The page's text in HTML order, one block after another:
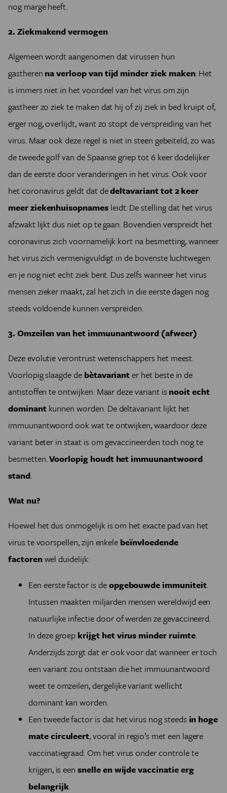
nog marge heeft.
2. Ziekmakend vermogen
Algemeen wordt aangenomen dat virussen hun
gastheren na verloop van tijd minder ziek maken. Het
is immers niet in het voordeel van het virus om zijn
gastheer zo ziek te maken dat hij of zij ziek in bed kruipt of,
erger nog, overlijdt, want zo stopt de verspreiding van het
virus. Maar ook deze regel is niet in steen gebeiteld, zo was
de tweede golf van de Spaanse griep tot 6 keer dodelijker
dan de eerste door veranderingen in het virus. Ook voor
het coronavirus geldt dat dedeltavariant tot 2 keer
meer ziekenhuisopnamesleidt. De stelling dat het virus
afzwakt lijkt dus niet op te gaan. Bovendien verspreidt het
coronavirus zich voornamelijk kort na besmetting, wanneer
het virus zich vermenigvuldigt in de bovenste luchtwegen
en je nog niet echt ziek bent. Dus zelfs wanneer het virus
mensen zieker maakt, zal het zich in die eerste dagen nog
steeds voldoende kunnen verspreiden.
3. Omzeilen van het immuunantwoord (afweer)
Deze evolutie verontrust wetenschappers het meest.
Voorlopig slaagde de bètavarianter het beste in de
antistoffen te ontwijken. Maar deze variant isnooit echt
dominantkunnen worden. De deltavariant lijkt het
immuunantwoord ook wat te ontwijken, waardoor deze
variant beter in staat is om gevaccineerden toch nog te
besmetten.Voorlopig houdt het immuunantwoord
stand.
Wat nu?
Hoewel het dus onmogelijk is om het exacte pad van het
virus te voorspellen, zijn enkele beïnvloedende
factorenwel duidelijk:
Een eerste factor is deopgebouwde immuniteit.
Intussen maakten miljarden mensen wereldwijd een
natuurlijke infectie door of werden ze gevaccineerd.
In deze groep krijgt het virus minder ruimte.
Anderzijds zorgt dat er ook voor dat wanneer er toch
een variant zou ontstaan die het immuunantwoord
weet te omzeilen, dergelijke variant wellicht
dominant kan worden.
Een tweede factor is dat het virus nog steedsin hoge
mate circuleert, vooral in regio’s met een lagere
vaccinatiegraad. Om het virus onder controle te
krijgen, is eensnelle en wijde vaccinatie erg
belangrijk.